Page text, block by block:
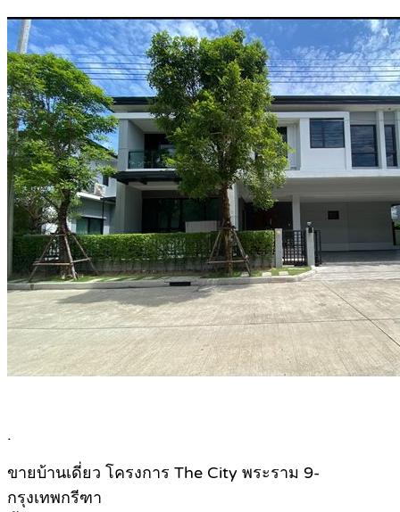
.
ขายบ้านเดี่ยว โครงการ The City พระราม 9-
กรุงเทพกรีฑา